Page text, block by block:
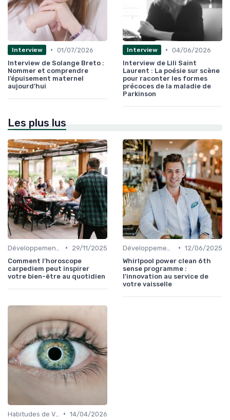
Interview • 01/07/2026
Interview de Solange Breto :
Nommer et comprendre
l’épuisement maternel
aujourd’hui
Interview • 04/06/2026
Interview de Lili Saint
Laurent : La poésie sur scène
pour raconter les formes
précoces de la maladie de
Parkinson
Les plus lus
•
29/11/2025
Comment l’horoscope
carpediem peut inspirer
votre bien-être au quotidien
• 12/06/2025
Whirlpool power clean 6th
sense programme :
l'innovation au service de
votre vaisselle
• 14/04/2026